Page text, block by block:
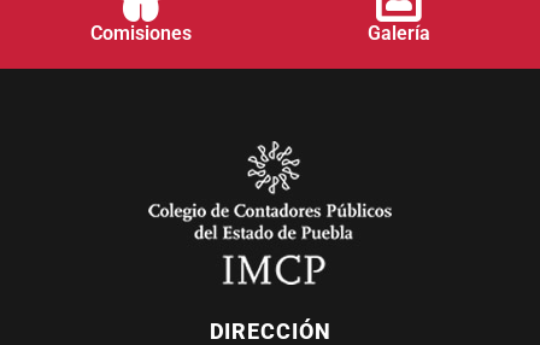
Comisiones Galería
DIRECCIÓN